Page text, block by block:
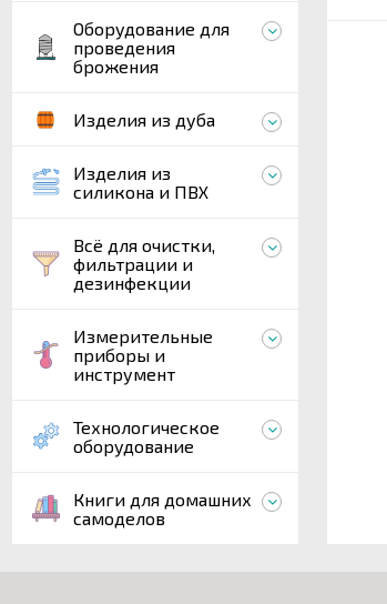
Оборудование для
проведения
брожения
Изделия из дуба
Изделия из
силикона и ПВХ
Всё для очистки,
фильтрации и
дезинфекции
Измерительные
приборы и
инструмент
Технологическое
оборудование
Книги для домашних
самоделов